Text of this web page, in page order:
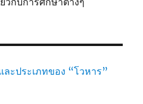
ะประเภทของ “โวหาร”